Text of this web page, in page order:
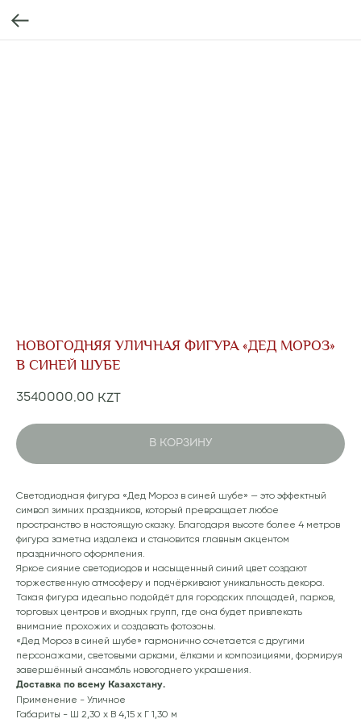
НОВОГОДНЯЯ УЛИЧНАЯ ФИГУРА «ДЕД МОРОЗ»
В СИНЕЙ ШУБЕ
3540000,00 KZT
В КОРЗИНУ
Светодиодная фигура «Дед Мороз в синей шубе» — это эффектный
символ зимних праздников, который превращает любое
пространство в настоящую сказку. Благодаря высоте более 4 метров
фигура заметна издалека и становится главным акцентом
праздничного оформления.
Яркое сияние светодиодов и насыщенный синий цвет создают
торжественную атмосферу и подчёркивают уникальность декора.
Такая фигура идеально подойдёт для городских площадей, парков,
торговых центров и входных групп, где она будет привлекать
внимание прохожих и создавать фотозоны.
«Дед Мороз в синей шубе» гармонично сочетается с другими
персонажами, световыми арками, ёлками и композициями, формируя
завершённый ансамбль новогоднего украшения.
Доставка по всему Казахстану.
Применение - Уличное
Габариты - Ш 2,30 x В 4,15 x Г 1,30 м